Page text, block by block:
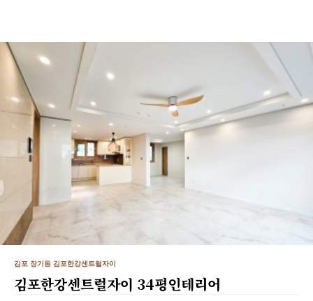
김포 장기동 김포한강센트럴자이
김포한강센트럴자이 34평인테리어